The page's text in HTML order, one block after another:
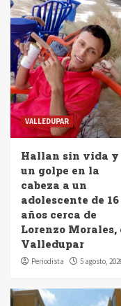
VALLEDUPAR
Hallan sin vida y
un golpe en la
cabeza a un
adolescente de 16
años cerca de
Lorenzo Morales,
Valledupar
Periodista 5 agosto,